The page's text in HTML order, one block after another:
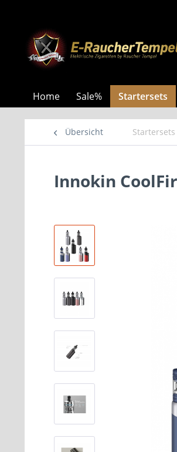
Home Sale% Startersets
Übersicht Startersets
Innokin